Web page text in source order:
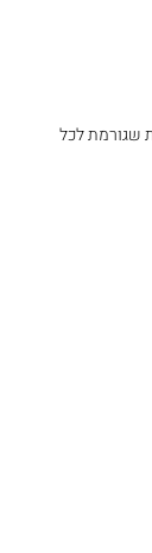
שגורמת לכל